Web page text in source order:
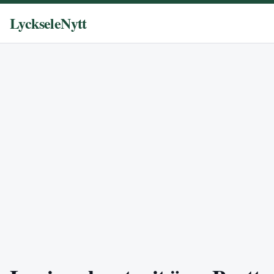
LyckseleNytt